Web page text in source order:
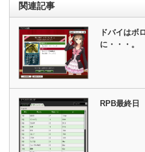
関連記事
ドバイはボ
に・・・。
RPB最終日